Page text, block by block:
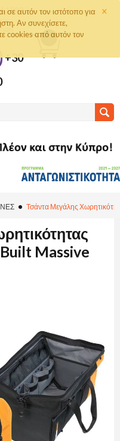
×
σε αυτόν τον ιστότοπο για
Αν συνεχίσετε,
cookies από αυτόν τον
+30
0
Τσάντα Μεγάλης
Massive